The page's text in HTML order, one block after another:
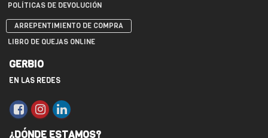
POLÍTICAS DE DEVOLUCIÓN
ARREPENTIMIENTO DE COMPRA
LIBRO DE QUEJAS ONLINE
GERBIO
EN LAS REDES
¿DÓNDE ESTAMOS?